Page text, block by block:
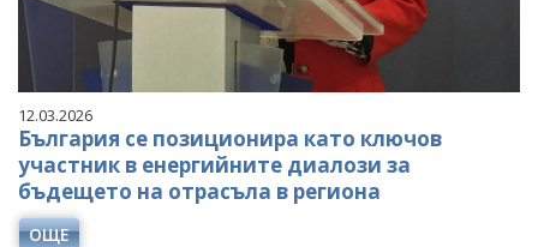
12.03.2026
България се позиционира като ключов
участник в енергийните диалози за
бъдещето на отрасъла в региона
ОЩЕ